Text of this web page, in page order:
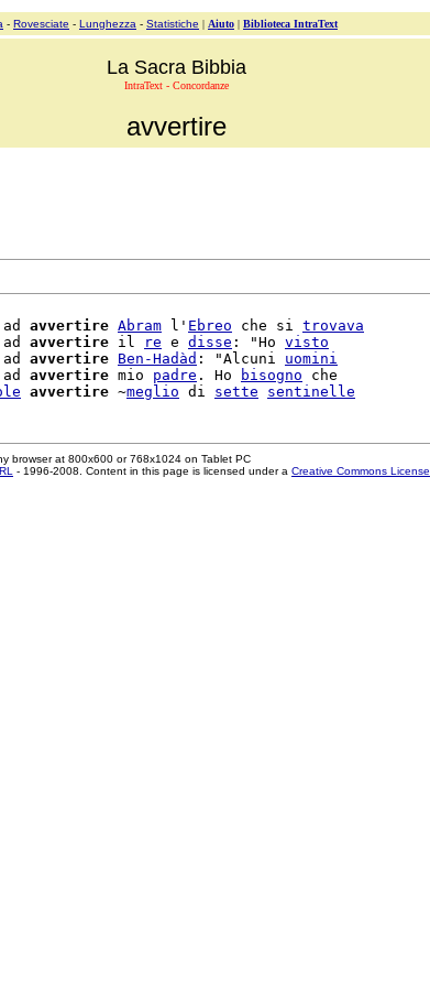
- Rovesciate - Lunghezza - Statistiche | Aiuto | Biblioteca IntraText
La Sacra Bibbia
IntraText - Concordanze
avvertire
avvertire Abram l' Ebreo che si trovava
avvertire il re e disse : "Ho visto
ad avvertire Ben-Hadàd : "Alcuni uomini
ad avvertire mio padre . Ho bisogno che
avvertire ~meglio di sette sentinelle
browser at 800x600 or 768x1024 on Tablet PC
- 1996-2008. Content in this page is licensed under a Creative Commons License